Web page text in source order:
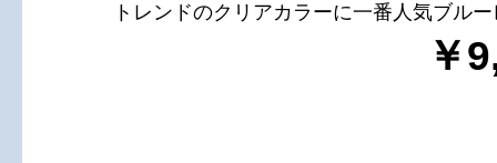
トレンドのクリアカラーに一番人気ブル
￥